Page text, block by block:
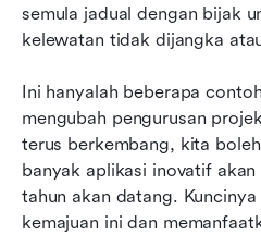
semula jadual dengan bijak
kelewatan tidak dijangka
Ini hanyalah beberapa
mengubah pengurusan
terus berkembang, kita
banyak aplikasi inovatif
tahun akan datang.
kemajuan ini dan